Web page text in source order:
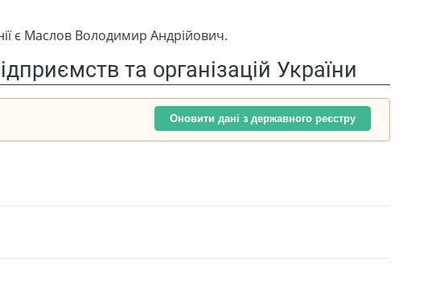
є Маслов Володимир Андрійович.
та організацій України
Оновити дані з державного реєстру